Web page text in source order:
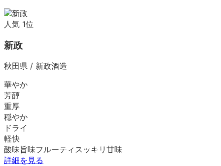
人気 1位
新政
秋田県 / 新政酒造
華やか
芳醇
重厚
穏やか
ドライ
軽快
酸味旨味フルーティ スッキリ 甘味
詳細を見る